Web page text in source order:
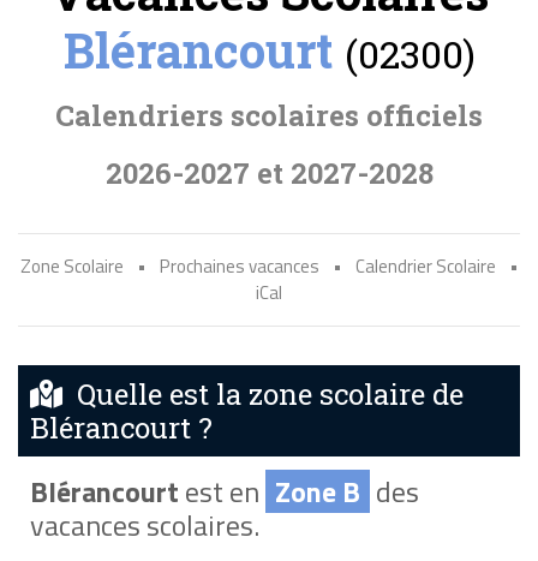
Blérancourt (02300)
Calendriers scolaires officiels
2026-2027 et 2027-2028
Zone Scolaire • Prochaines vacances • Calendrier Scolaire
•
iCal
Quelle est la zone scolaire de
Blérancourt ?
Blérancourtest en Zone B des
vacances scolaires.